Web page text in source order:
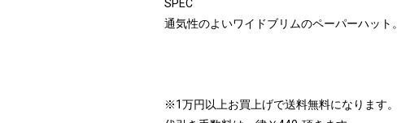
SPEC
通気性のよいワイドブリムのペーパーハット。
※1万円以上お買上げで送料無料になります。